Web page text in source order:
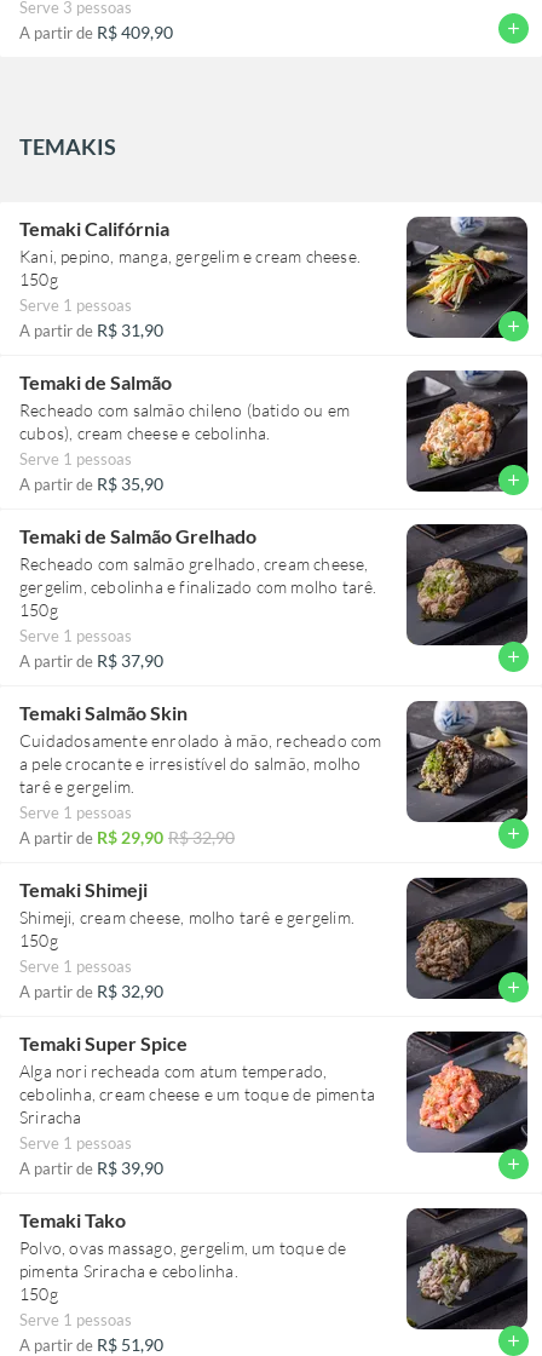
Serve 3 pessoas
A partir de R$ 409,90 add
TEMAKIS
Temaki Califórnia
Kani, pepino, manga, gergelim e cream cheese.
150g
Serve 1 pessoas
A partir de R$ 31,90 add
Temaki de Salmão
Recheado com salmão chileno (batido ou em
cubos), cream cheese e cebolinha.
Serve 1 pessoas
A partir de R$ 35,90 add
Temaki de Salmão Grelhado
Recheado com salmão grelhado, cream cheese,
gergelim, cebolinha e finalizado com molho tarê.
150g
Serve 1 pessoas
A partir de R$ 37,90 add
Temaki Salmão Skin
Cuidadosamente enrolado à mão, recheado com
a pele crocante e irresistível do salmão, molho
tarê e gergelim.
Serve 1 pessoas
A partir de R$ 29,90 R$ 32,90 add
Temaki Shimeji
Shimeji, cream cheese, molho tarê e gergelim.
150g
Serve 1 pessoas
A partir de R$ 32,90 add
Temaki Super Spice
Alga nori recheada com atum temperado,
cebolinha, cream cheese e um toque de pimenta
Sriracha
Serve 1 pessoas
A partir de R$ 39,90 add
Temaki Tako
Polvo, ovas massago, gergelim, um toque de
pimenta Sriracha e cebolinha.
150g
Serve 1 pessoas
A partir de R$ 51,90 add